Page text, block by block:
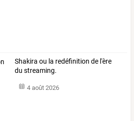
Shakira ou la redéfinition de l'ère
du streaming.
4 août 2026